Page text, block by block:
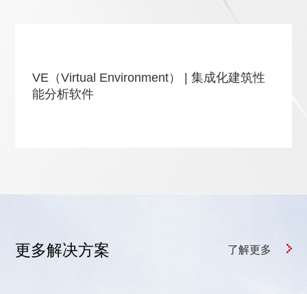
VE（Virtual Environment） | 集成化建筑性
能分析软件
更多解决方案 了解更多